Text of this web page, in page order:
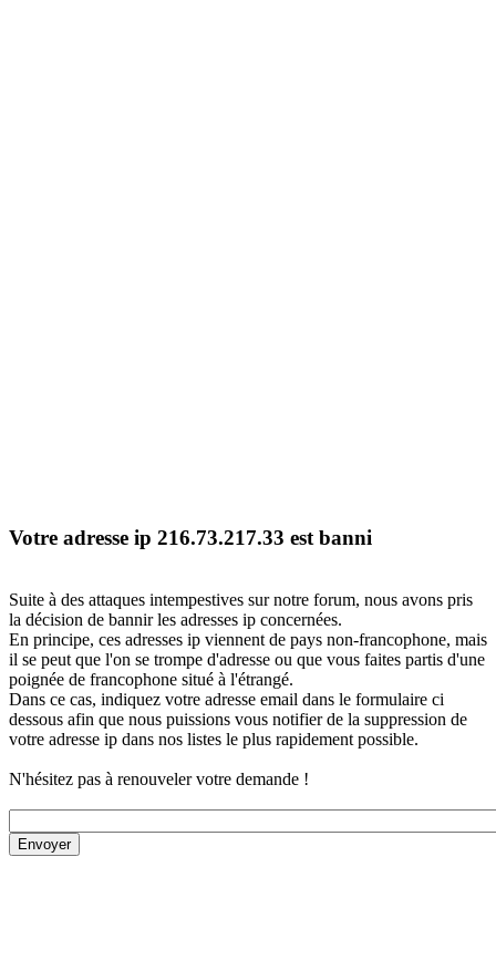
Votre adresse ip 216.73.217.33 est banni
Suite à des attaques intempestives sur notre forum, nous avons pris
la décision de bannir les adresses ip concernées.
En principe, ces adresses ip viennent de pays non-francophone, mais
il se peut que l'on se trompe d'adresse ou que vous faites partis d'une
poignée de francophone situé à l'étrangé.
Dans ce cas, indiquez votre adresse email dans le formulaire ci
dessous afin que nous puissions vous notifier de la suppression de
votre adresse ip dans nos listes le plus rapidement possible.
N'hésitez pas à renouveler votre demande !